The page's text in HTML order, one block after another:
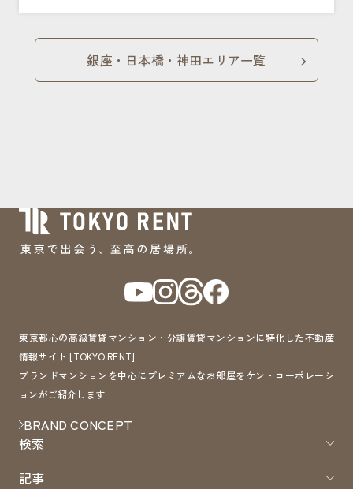
銀座・日本橋・神田エリア一覧
東京都心の高級賃貸マンション・分譲賃貸マンションに特化した不動産
情報サイト [TOKYO RENT]
ブランドマンションを中心にプレミアムなお部屋をケン・コーポレーシ
ョンがご紹介します
BRAND CONCEPT
検索
記事